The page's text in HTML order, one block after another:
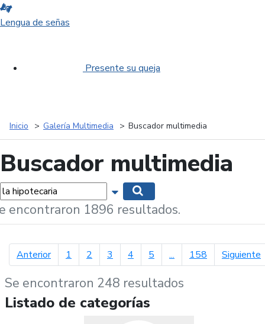
Lengua de señas
Presente su queja
Inicio Galería Multimedia Buscador multimedia
Buscador multimedia
Mostrar opciones de búsqueda
encontraron 1896 resultados.
Anteriorpágina anterior
1 2 3 4 5 ... 158 Siguiente
Se encontraron 248 resultados
Listado de categorías